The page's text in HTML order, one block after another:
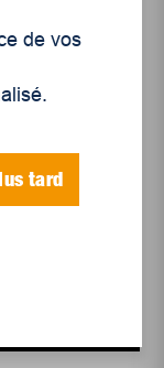
de vos
tard